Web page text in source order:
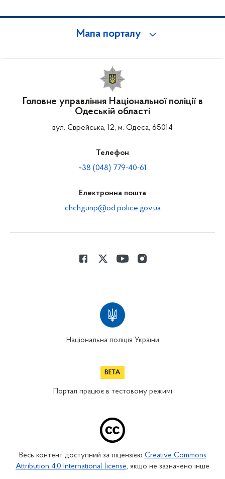
Мапа порталу
Головне управління Національної поліції в
Одеській області
вул. Єврейська, 12, м. Одеса, 65014
Телефон
+38 (048) 779-40-61
Електронна пошта
chchgunp@od.police.gov.ua
Національна поліція України
Портал працює в тестовому режимі
Весь контент доступний за ліцензією Creative Commons
Attribution 4.0 International license, якщо не зазначено інше